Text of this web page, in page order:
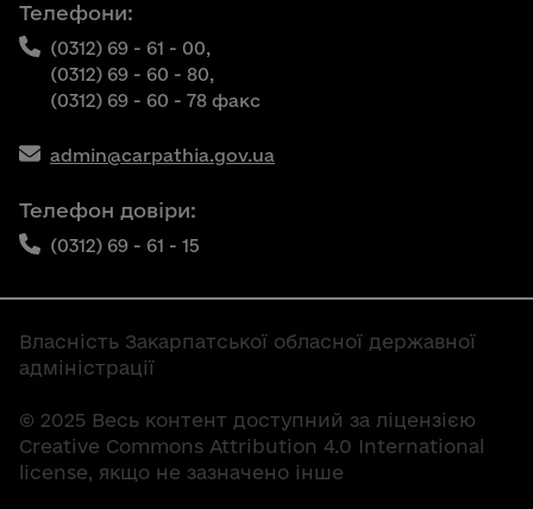
Телефони:
(0312) 69 - 61 - 00,
(0312) 69 - 60 - 80,
(0312) 69 - 60 - 78 факс
admin@carpathia.gov.ua
Телефон довіри:
(0312) 69 - 61 - 15
Власність Закарпатської обласної державної
адміністрації
© 2025 Весь контент доступний за ліцензією
Creative Commons Attribution 4.0 International
license, якщо не зазначено інше